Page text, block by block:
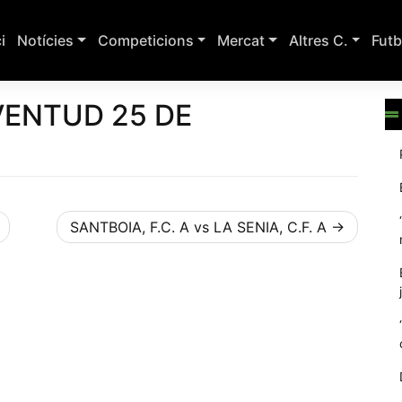
Notícies Competicions Mercat Altres C.
25 DE
SANTBOIA, F.C. A vs LA SENIA, C.F. A